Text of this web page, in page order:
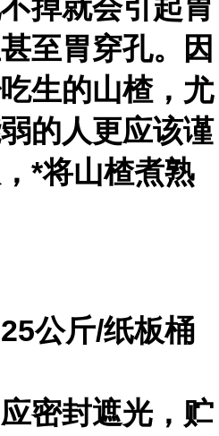
掉就会引起胃
至胃穿孔。因
生的山楂，尤
的人更应该谨
*将山楂煮熟
公斤/纸板桶
密封遮光，贮